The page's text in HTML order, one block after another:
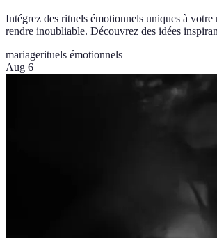
Intégrez des rituels émotionnels uniques à votre
rendre inoubliable. Découvrez des idées
mariagerituels émotionnels
Aug 6